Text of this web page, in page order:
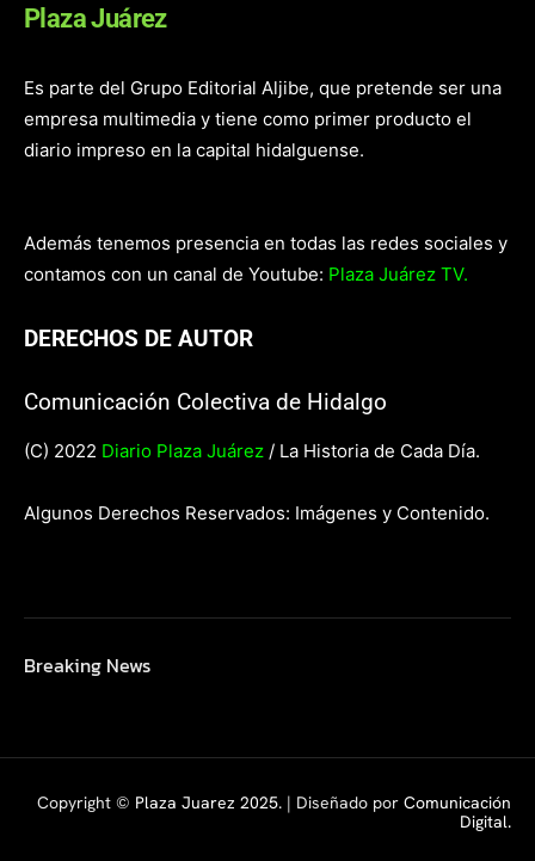
Plaza Juárez
Es parte del Grupo Editorial Aljibe, que pretende ser una
empresa multimedia y tiene como primer producto el
diario impreso en la capital hidalguense.
Además tenemos presencia en todas las redes sociales y
contamos con un canal de Youtube: Plaza Juárez TV.
DERECHOS DE AUTOR
Comunicación Colectiva de Hidalgo
(C) 2022 Diario Plaza Juárez / La Historia de Cada Día.
Algunos Derechos Reservados: Imágenes y Contenido.
Breaking News
Copyright © Plaza Juarez 2025. | Diseñado por Comunicación
Digital.